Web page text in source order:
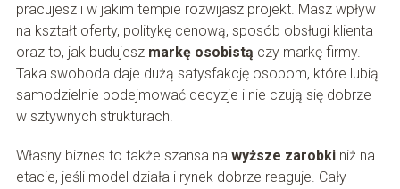
pracujesz i w jakim tempie rozwijasz projekt. Masz wpływ
na kształt oferty, politykę cenową, sposób obsługi klienta
oraz to, jak budujesz markę osobistą czy markę firmy.
Taka swoboda daje dużą satysfakcję osobom, które lubią
samodzielnie podejmować decyzje i nie czują się dobrze
w sztywnych strukturach.
Własny biznes to także szansa na wyższe zarobkiniż na
etacie, jeśli model działa i rynek dobrze reaguje. Cały